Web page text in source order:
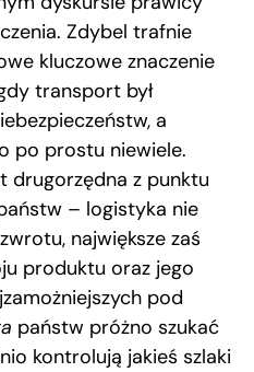
Zdybel trafnie
kluczowe znaczenie
transport był
a
po prostu niewiele.
drugorzędna z punktu
– logistyka nie
największe zaś
produktu oraz jego
pod
państw próżno szukać
kontrolują jakieś szlaki